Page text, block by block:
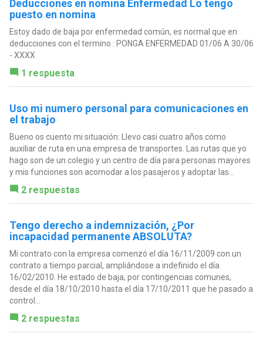
Deducciones en nomina Enfermedad Lo tengo
puesto en nomina
Estoy dado de baja por enfermedad común, es normal que en
deducciones con el termino : PONGA ENFERMEDAD 01/06 A 30/06
- XXXX
1 respuesta
Uso mi numero personal para comunicaciones en
el trabajo
Bueno os cuento mi situación: Llevo casi cuatro años como
auxiliar de ruta en una empresa de transportes. Las rutas que yo
hago son de un colegio y un centro de día para personas mayores
y mis funciones son acomodar a los pasajeros y adoptar las...
2 respuestas
Tengo derecho a indemnización, ¿Por
incapacidad permanente ABSOLUTA?
Mi contrato con la empresa comenzó el día 16/11/2009 con un
contrato a tiempo parcial, ampliándose a indefinido el día
16/02/2010. He estado de baja, por contingencias comunes,
desde el día 18/10/2010 hasta el día 17/10/2011 que he pasado a
control...
2 respuestas